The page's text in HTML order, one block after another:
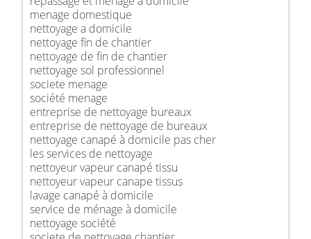
menage domestique
nettoyage a domicile
nettoyage fin de chantier
nettoyage de fin de chantier
nettoyage sol professionnel
societe menage
société menage
entreprise de nettoyage bureaux
entreprise de nettoyage de bureaux
nettoyage canapé à domicile pas cher
les services de nettoyage
nettoyeur vapeur canapé tissu
nettoyeur vapeur canape tissus
lavage canapé à domicile
service de ménage à domicile
nettoyage société